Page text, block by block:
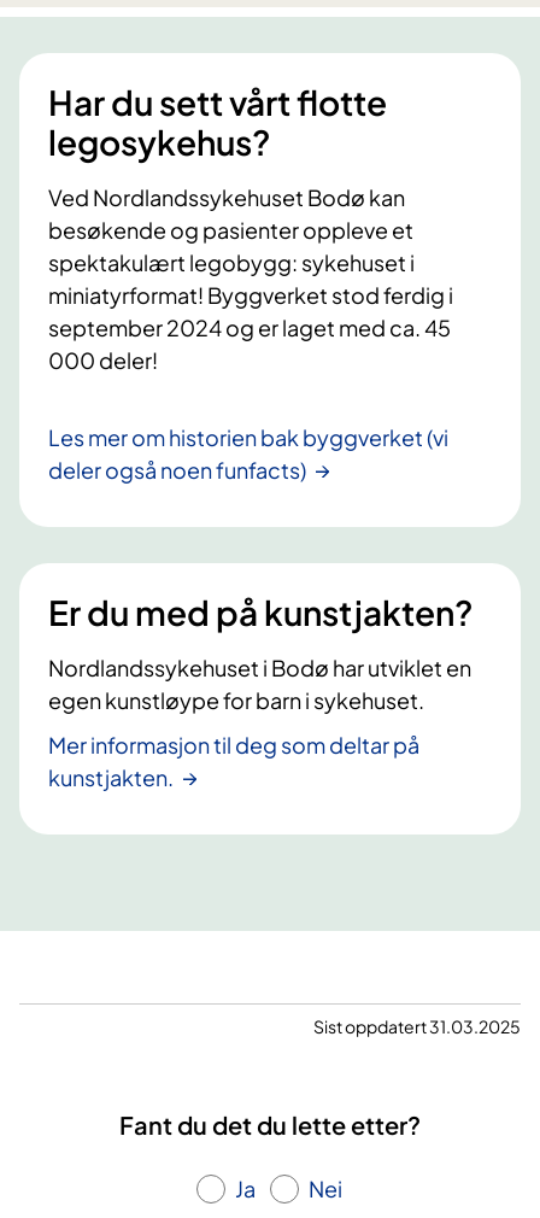
i
F
r
i
i
Har du sett vårt flotte
legosykehus?
Ved Nordlandssykehuset Bodø kan
besøkende og pasienter oppleve et
spektakulært legobygg: sykehuset i
miniatyrformat! Byggverket stod ferdig i
september 2024 og er laget med ca. 45
000 deler!
Les mer om historien bak byggverket (vi
deler også noen funfacts)
Er du med på kunstjakten?
Nordlandssykehuset i Bodø har utviklet en
egen kunstløype for barn i sykehuset.
Mer informasjon til deg som deltar på
kunstjakten.
Sist oppdatert 31.03.2025
Fant du det du lette etter?
Ja Nei